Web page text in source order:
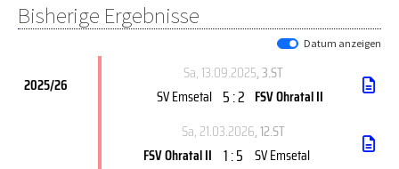
Bisherige Ergebnisse
Datum anzeigen
2025/26
Sa, 13.09.2025, 3.ST
SV Emsetal 5 : 2 FSV Ohratal II
Sa, 21.03.2026, 12.ST
FSV Ohratal II 1 : 5 SV Emsetal